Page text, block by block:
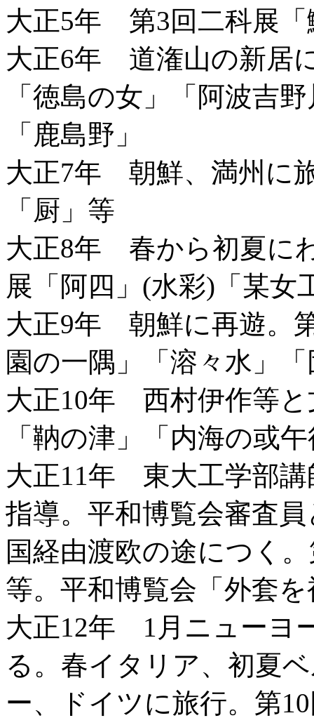
大正5年 第3回二科展「
大正6年 道潅山の新居
「徳島の女」「阿波吉
「鹿島野」
大正7年 朝鮮、満州に
「厨」等
大正8年 春から初夏に
展「阿四」(水彩)「某女
大正9年 朝鮮に再遊。
園の一隅」「溶々水」
大正10年 西村伊作等と
「靹の津」「内海の或
大正11年 東大工学部講
指導。平和博覧会審査
国経由渡欧の途につく
等。平和博覧会「外套
大正12年 1月ニューヨ
る。春イタリア、初夏
ー、ドイツに旅行。第